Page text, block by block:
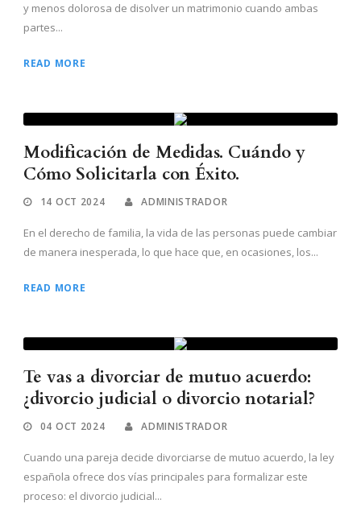
y menos dolorosa de disolver un matrimonio cuando ambas
partes...
READ MORE
Modificación de Medidas. Cuándo y
Cómo Solicitarla con Éxito.
14 OCT 2024 ADMINISTRADOR
En el derecho de familia, la vida de las personas puede cambiar
de manera inesperada, lo que hace que, en ocasiones, los...
READ MORE
Te vas a divorciar de mutuo acuerdo:
¿divorcio judicial o divorcio notarial?
04 OCT 2024 ADMINISTRADOR
Cuando una pareja decide divorciarse de mutuo acuerdo, la ley
española ofrece dos vías principales para formalizar este
proceso: el divorcio judicial...